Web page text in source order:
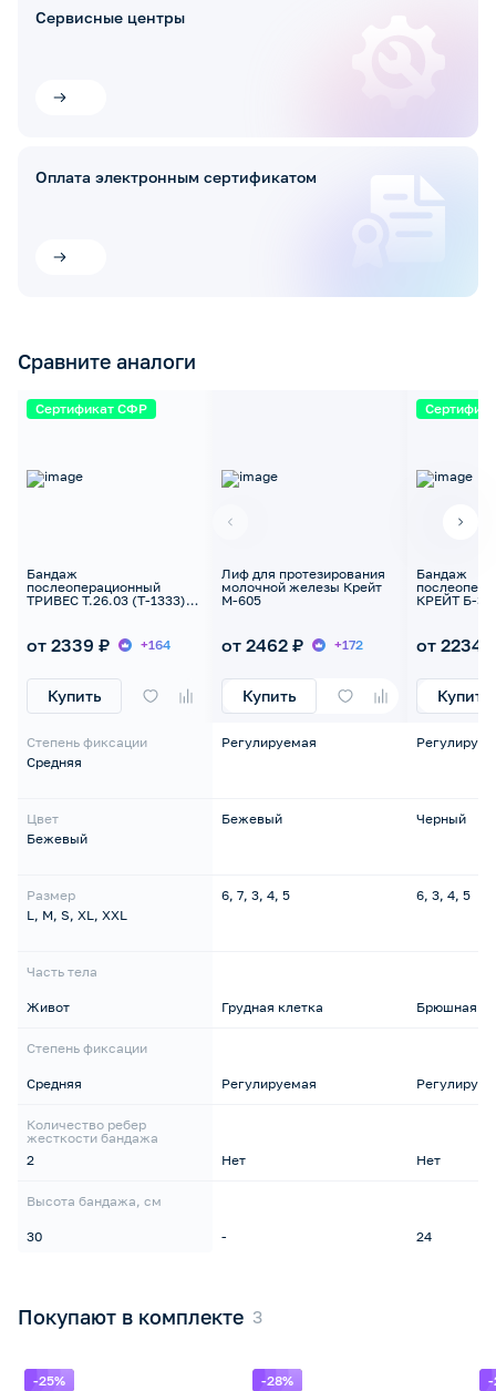
Сервисные центры
Оплата электронным сертификатом
Сравните аналоги
Сертификат СФР
Бандаж
послеоперационный
ТРИВЕС Т.26.03 (Т-1333)
от 2339 ₽ +164
Купить
Степень фиксации
Средняя
Цвет
Бежевый
Размер
L, M, S, XL, XXL
Часть тела
Живот
Степень фиксации
Средняя
Количество ребер
жесткости бандажа
2
Высота бандажа, см
30
Лиф для протезирования
молочной железы Крейт
М-605
от 2462 ₽ +172
Купить
Регулируемая
Бежевый
6, 7, 3, 4, 5
Грудная клетка
Регулируемая
Нет
-
Бандаж
КРЕЙТ Б-
от 2234
Купить
Черный
6, 3, 4, 5
Брюшная
Нет
24
Покупают в комплекте
-25% -28% -